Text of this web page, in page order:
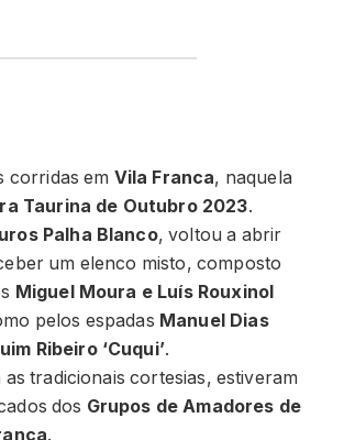
corridas em Vila Franca, naquela
Taurina de Outubro 2023.
Palha Blanco, voltou a abrir
um elenco misto, composto
Miguel Moura e Luís Rouxinol
pelos espadas Manuel Dias
Ribeiro ‘Cuqui’.
tradicionais cortesias, estiveram
dos Grupos de Amadores de
.